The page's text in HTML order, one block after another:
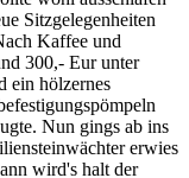
Sitzgelegenheiten
Kaffee und
300,- Eur unter
ein hölzernes
Nun gings ab ins
erwies
wird's halt der